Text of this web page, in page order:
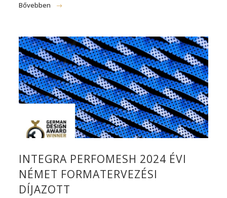
Bővebben
INTEGRA PERFOMESH 2024 ÉVI
NÉMET FORMATERVEZÉSI
DÍJAZOTT